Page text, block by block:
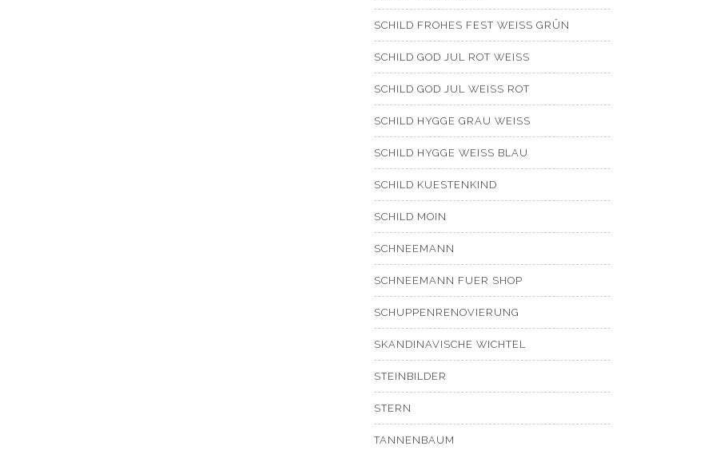
SCHILD FROHES FEST WEISS GRÜN
SCHILD GOD JUL ROT WEISS
SCHILD GOD JUL WEISS ROT
SCHILD HYGGE GRAU WEISS
SCHILD HYGGE WEISS BLAU
SCHILD KUESTENKIND
SCHILD MOIN
SCHNEEMANN
SCHNEEMANN FUER SHOP
SCHUPPENRENOVIERUNG
SKANDINAVISCHE WICHTEL
STEINBILDER
STERN
TANNENBAUM